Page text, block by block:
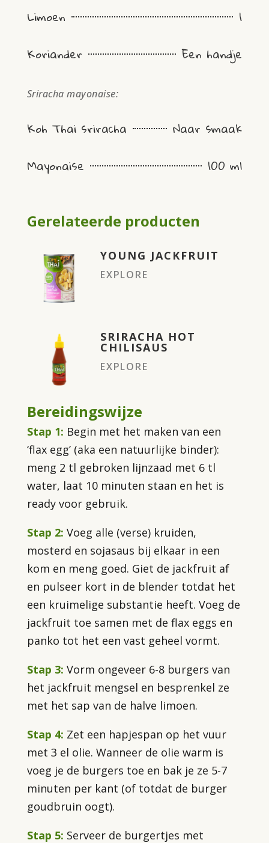
Limoen
1
Koriander
Een handje
Sriracha mayonaise:
Koh Thai sriracha
Naar smaak
Mayonaise
100 ml
Gerelateerde producten
YOUNG JACKFRUIT
EXPLORE
SRIRACHA HOT
CHILISAUS
EXPLORE
Bereidingswijze
Stap 1: Begin met het maken van een
‘flax egg’ (aka een natuurlijke binder):
meng 2 tl gebroken lijnzaad met 6 tl
water, laat 10 minuten staan en het is
ready voor gebruik.
Stap 2: Voeg alle (verse) kruiden,
mosterd en sojasaus bij elkaar in een
kom en meng goed. Giet de jackfruit af
en pulseer kort in de blender totdat het
een kruimelige substantie heeft. Voeg de
jackfruit toe samen met de flax eggs en
panko tot het een vast geheel vormt.
Stap 3: Vorm ongeveer 6-8 burgers van
het jackfruit mengsel en besprenkel ze
met het sap van de halve limoen.
Stap 4: Zet een hapjespan op het vuur
met 3 el olie. Wanneer de olie warm is
voeg je de burgers toe en bak je ze 5-7
minuten per kant (of totdat de burger
goudbruin oogt).
Stap 5: Serveer de burgertjes met